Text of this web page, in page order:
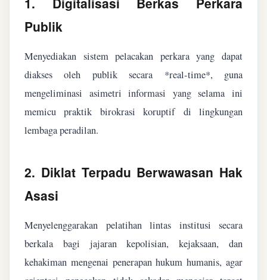
Publik
Menyediakan sistem pelacakan perkara yang dapat
diakses oleh publik secara *real-time*, guna
mengeliminasi asimetri informasi yang selama ini
memicu praktik birokrasi koruptif di lingkungan
lembaga peradilan.
2. Diklat Terpadu Berwawasan Hak
Asasi
Menyelenggarakan pelatihan lintas institusi secara
berkala bagi jajaran kepolisian, kejaksaan, dan
kehakiman mengenai penerapan hukum humanis, agar